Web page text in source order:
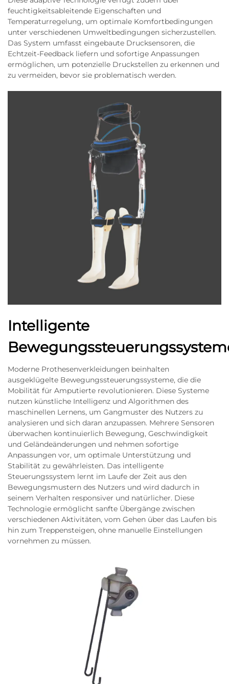
feuchtigkeitsableitende Eigenschaften und
Temperaturregelung, um optimale Komfortbedingungen
unter verschiedenen Umweltbedingungen sicherzustellen.
Das System umfasst eingebaute Drucksensoren, die
Echtzeit-Feedback liefern und sofortige Anpassungen
ermöglichen, um potenzielle Druckstellen zu erkennen und
zu vermeiden, bevor sie problematisch werden.
Intelligente
Moderne Prothesenverkleidungen beinhalten
ausgeklügelte Bewegungssteuerungssysteme, die die
Mobilität für Amputierte revolutionieren. Diese Systeme
nutzen künstliche Intelligenz und Algorithmen des
maschinellen Lernens, um Gangmuster des Nutzers zu
analysieren und sich daran anzupassen. Mehrere Sensoren
überwachen kontinuierlich Bewegung, Geschwindigkeit
und Geländeänderungen und nehmen sofortige
Anpassungen vor, um optimale Unterstützung und
Stabilität zu gewährleisten. Das intelligente
Steuerungssystem lernt im Laufe der Zeit aus den
Bewegungsmustern des Nutzers und wird dadurch in
seinem Verhalten responsiver und natürlicher. Diese
Technologie ermöglicht sanfte Übergänge zwischen
verschiedenen Aktivitäten, vom Gehen über das Laufen bis
hin zum Treppensteigen, ohne manuelle Einstellungen
vornehmen zu müssen.